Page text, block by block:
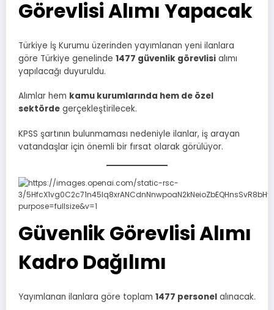
Görevlisi Alımı Yapacak
Türkiye İş Kurumu üzerinden yayımlanan yeni ilanlara
göre Türkiye genelinde 1477 güvenlik görevlisi alımı
yapılacağı duyuruldu.
Alımlar hem kamu kurumlarında hem de özel
sektörde gerçekleştirilecek.
KPSS şartının bulunmaması nedeniyle ilanlar, iş arayan
vatandaşlar için önemli bir fırsat olarak görülüyor.
Güvenlik Görevlisi Alımı
Kadro Dağılımı
Yayımlanan ilanlara göre toplam 1477 personel alınacak.